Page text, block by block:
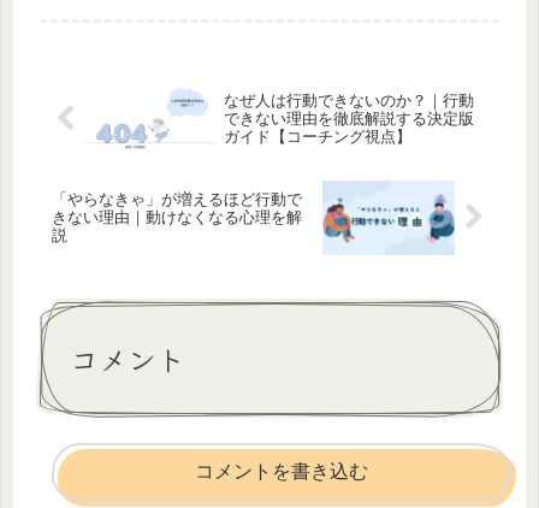
なぜ人は行動できないのか？｜行動
できない理由を徹底解説する決定版
ガイド【コーチング視点】
「やらなきゃ」が増えるほど行動で
きない理由｜動けなくなる心理を解
説
コメント
コメントを書き込む